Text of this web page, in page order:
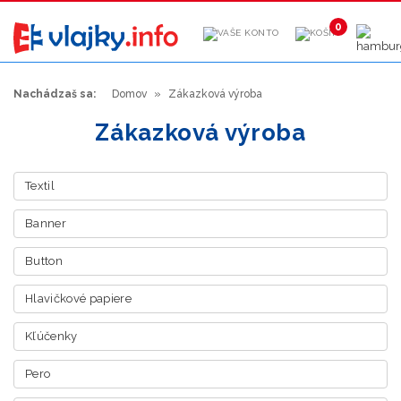
Nachádzaš sa: Domov Zákazková výroba
Zákazková výroba
Textil
Banner
Button
Hlavičkové papiere
Kľúčenky
Pero
0